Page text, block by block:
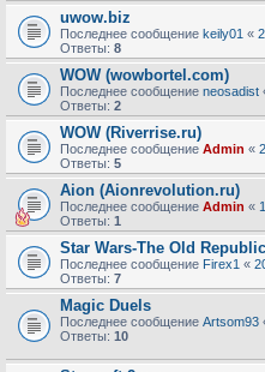
uwow.biz
Последнее сообщение keily01 «
Ответы: 8
WOW (wowbortel.com)
Последнее сообщение neosadist
Ответы: 2
WOW (Riverrise.ru)
Последнее сообщение Admin «
Ответы: 5
Aion (Aionrevolution.ru)
Последнее сообщение Admin «
Ответы: 1
Star Wars-The Old Republic
Последнее сообщение Firex1 «
Ответы: 7
Magic Duels
Последнее сообщение Artsom93
Ответы: 10